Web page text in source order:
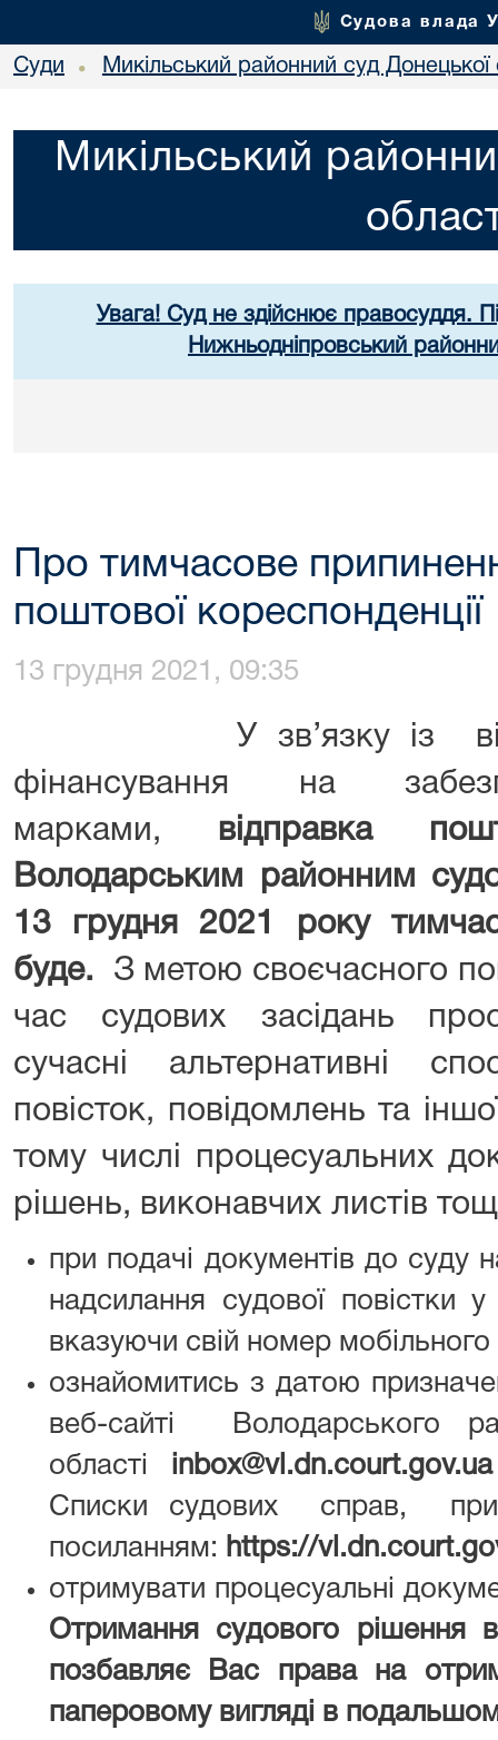
Судова влада
Суди • Микільський районний суд Донецької
Микільський
Увага! Суд не здійснює правосуддя.
Нижньодніпровський
Про тимчасове
поштової кореспонденції
13 грудня 2021, 09:35
У зв’язку із
фінансування на
марками,
відправка
Володарським районним
13 грудня 2021 року
буде. З метою своєчасного
час судових засідань
сучасні альтернативні
повісток, повідомлень та
тому числі процесуальних
рішень, виконавчих листів
при подачі документів до суду
надсилання судової повістки
вказуючи свій номер
ознайомитись з датою
веб-сайті Володарського
області inbox@vl.dn.court.gov.ua
Списки судових справ,
посиланням: https://
отримувати процесуальні
Отримання судового рішення
позбавляє Вас права на
паперовому вигляді в